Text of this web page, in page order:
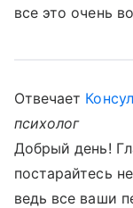
все это очень
Отвечает
психолог
Добрый день!
постарайтесь
ведь все ваши